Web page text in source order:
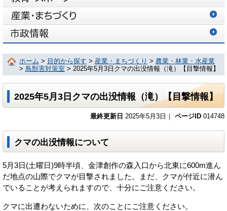
ホーム > 目的から探す > 産業・まちづくり > 農業・林業・水産業
> 鳥獣害対策室 > 2025年5月3日クマの出没情報（滝）【目撃情報】
2025年5月3日クマの出没情報（滝）【目撃情報】
最終更新日 2025年5月3日｜ ページID 014748
クマの出没情報について
5月3日(土曜日)9時半頃、金津創作の森入口から北東に600m進ん
だ地点の山際でクマが目撃されました。まだ、クマが付近に潜ん
でいることが考えられますので、十分にご注意ください。
クマに出遭わないために、次のことにご注意ください。